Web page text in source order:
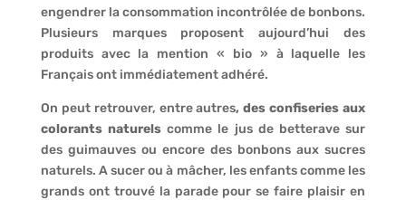
engendrer la consommation incontrôlée de bonbons.
Plusieurs marques proposent aujourd’hui des
produits avec la mention « bio » à laquelle les
Français ont immédiatement adhéré.
On peut retrouver, entre autres, des confiseries aux
colorants naturels comme le jus de betterave sur
des guimauves ou encore des bonbons aux sucres
naturels. A sucer ou à mâcher, les enfants comme les
grands ont trouvé la parade pour se faire plaisir en